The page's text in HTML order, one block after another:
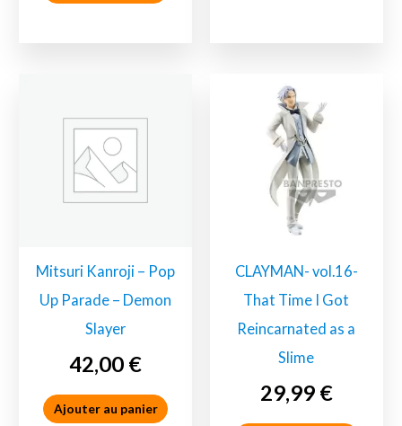
Mitsuri Kanroji – Pop
Up Parade – Demon
Slayer
42,00 €
Ajouter au panier
CLAYMAN- vol.16-
That Time I Got
Reincarnated as a
Slime
29,99 €